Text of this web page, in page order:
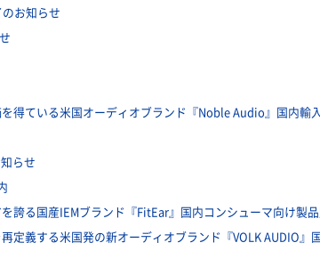
お知らせ
得ている米国オーディオブランド『Noble Audio』国内輸
らせ
誇る国産IEMブランド『FitEar』国内コンシューマ向け製
定義する米国発の新オーディオブランド『VOLK AUDIO』